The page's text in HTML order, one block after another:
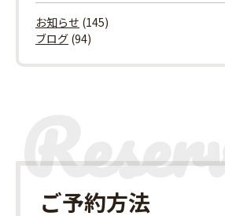
お知らせ (145)
ブログ (94)
ご予約方法